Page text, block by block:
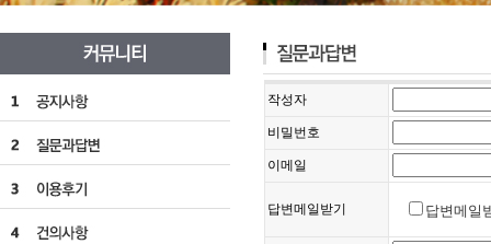
작성자
비밀번호
이메일
답변메일받기 답변메일